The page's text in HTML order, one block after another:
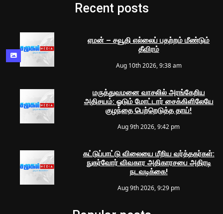
Recent posts
ஏமன் – சவூதி எல்லைப் பதற்றம் மீண்டும்
தீவிரம்
Aug 10th 2026, 9:38 am
மருத்துவமனை வாசலில் அரங்கேறிய
அதிசயம்: ஓடும் மோட்டார் சைக்கிளிலேயே
குழந்தை பெற்றெடுத்த தாய்!
Aug 9th 2026, 9:42 pm
கட்டுப்பாட்டு விலையை மீறிய வர்த்தகர்கள்:
நுகர்வோர் விவகார அதிகாரசபை அதிரடி
நடவடிக்கை!
Aug 9th 2026, 9:29 pm